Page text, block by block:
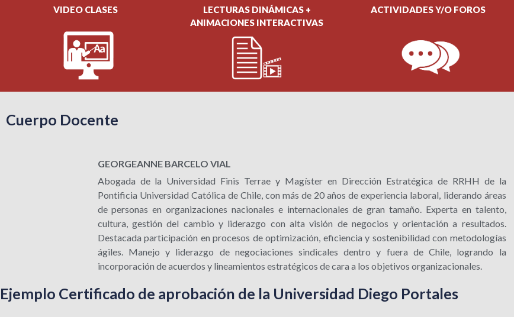
VIDEO CLASES
LECTURAS DINÁMICAS +
ANIMACIONES INTERACTIVAS
ACTIVIDADES Y/O FOROS
Cuerpo Docente
GEORGEANNE BARCELO VIAL
Abogada de la Universidad Finis Terrae y Magíster en Dirección Estratégica de RRHH de la
Pontificia Universidad Católica de Chile, con más de 20 años de experiencia laboral, liderando áreas
de personas en organizaciones nacionales e internacionales de gran tamaño. Experta en talento,
cultura, gestión del cambio y liderazgo con alta visión de negocios y orientación a resultados.
Destacada participación en procesos de optimización, eficiencia y sostenibilidad con metodologías
ágiles. Manejo y liderazgo de negociaciones sindicales dentro y fuera de Chile, logrando la
incorporación de acuerdos y lineamientos estratégicos de cara a los objetivos organizacionales.
Ejemplo Certificado de aprobación de la Universidad Diego Portales